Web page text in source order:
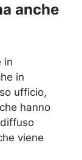
anche
in
in
ufficio,
hanno
viene